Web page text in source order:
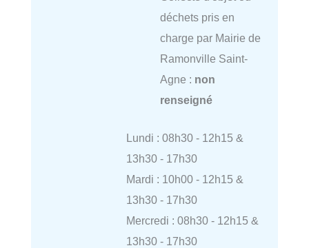
déchets pris en
charge par Mairie de
Ramonville Saint-
Agne : non
renseigné
Lundi : 08h30 - 12h15 &
13h30 - 17h30
Mardi : 10h00 - 12h15 &
13h30 - 17h30
Mercredi : 08h30 - 12h15 &
13h30 - 17h30